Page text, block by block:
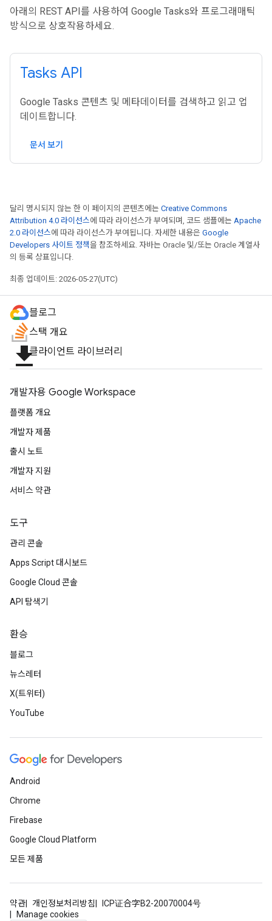
아래의 REST API를 사용하여 Google Tasks와 프로그래매틱
방식으로 상호작용하세요.
Tasks API
Google Tasks 콘텐츠 및 메타데이터를 검색하고 읽고 업
데이트합니다.
문서 보기
달리 명시되지 않는 한 이 페이지의 콘텐츠에는 Creative Commons
Attribution 4.0 라이선스에 따라 라이선스가 부여되며, 코드 샘플에는 Apache
2.0 라이선스에 따라 라이선스가 부여됩니다. 자세한 내용은 Google
Developers 사이트 정책을 참조하세요. 자바는 Oracle 및/또는 Oracle 계열사
의 등록 상표입니다.
최종 업데이트: 2026-05-27(UTC)
블로그
스택 개요
file_download클라이언트 라이브러리
개발자용 Google Workspace
플랫폼 개요
개발자 제품
출시 노트
개발자 지원
서비스 약관
도구
관리 콘솔
Apps Script 대시보드
Google Cloud 콘솔
API 탐색기
환승
블로그
뉴스레터
X(트위터)
YouTube
Android
Chrome
Firebase
Google Cloud Platform
모든 제품
약관 개인정보처리방침
ICP证合字B2-20070004号
Manage cookies